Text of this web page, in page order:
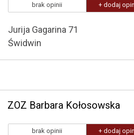
brak opinii + dodaj
Jurija Gagarina 71
Świdwin
ZOZ Barbara Kołosowska
brak opinii + dodaj